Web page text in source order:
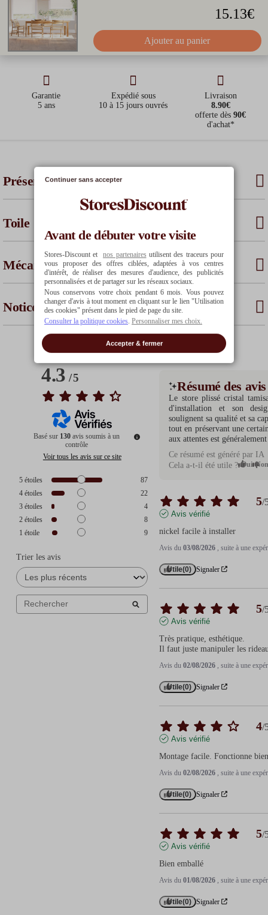
commande)
2ème
mensualité
mensualité
mensualité
total
de financement
de financement
25€
5€
5€
15.13€
Ajouter au panier
Garantie
5 ans
Expédié sous
10 à 15 jours ouvrés
Livraison
8.90€
offerte dès90€
d'achat*
Présentation
Toile
Mécanisme
Notices
4.3/5
Basé sur 130 avis soumis à un
contrôle
Voir tous les avis sur ce site
5étoiles
87
4étoiles
22
3étoiles
4
2étoiles
8
1étoile 9
Trier les avis
Résumé des avis
Le store plissé cristal
d'installation et son
soulignent sa qualité et sa
tout en préservant une
aux attentes est
Ce résumé est généré par IA
Cela a-t-il été utile ? Oui
5/
Avis vérifié
nickel facile à installer
Avis du03/08/2026 , suite à une
Utile(0) Signaler
5/
Avis vérifié
Très pratique, esthétique.
Il faut juste manipuler les
Avis du02/08/2026 , suite à une
Utile(0) Signaler
4/
Avis vérifié
Montage facile. Fonctionne
Avis du02/08/2026 , suite à une
Utile(0) Signaler
5/
Avis vérifié
Bien emballé
Avis du01/08/2026 , suite à une
Utile(0) Signaler
Avant de débuter votre visite
Stores-Discount etnos partenairesutilisent des traceurs pour
vous proposer des offres ciblées, adaptées à vos centres
d'intérêt, de réaliser des mesures d'audience, des publicités
personnalisées et de partager sur les réseaux sociaux.
Nous conservons votre choix pendant 6 mois. Vous pouvez
changer d'avis à tout moment en cliquant sur le lien "Utilisation
des cookies" présent dans le pied de page du site.
Consulter la politique cookies. Personnaliser mes choix.
Accepter & fermer
Continuer sans accepter